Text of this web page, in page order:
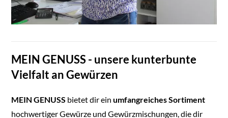
MEIN GENUSS - unsere kunterbunte
Vielfalt an Gewürzen
MEIN GENUSS bietet dir einumfangreiches Sortiment
hochwertiger Gewürze und Gewürzmischungen, die dir